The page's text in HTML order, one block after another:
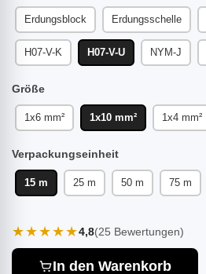
Erdungsblock Erdungsschelle
H07-V-K H07-V-U NYM-J
Größe
1x6 mm² 1x10 mm² 1x4 mm²
Verpackungseinheit
15 m 25 m 50 m 75 m
★★★★★4,8(25 Bewertungen)
In den Warenkorb